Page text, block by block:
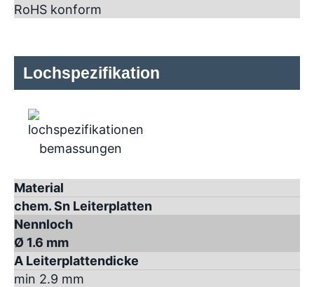
RoHS konform
Lochspezifikation
Material
chem. Sn Leiterplatten
Nennloch
Ø 1.6 mm
A Leiterplattendicke
min 2.9 mm